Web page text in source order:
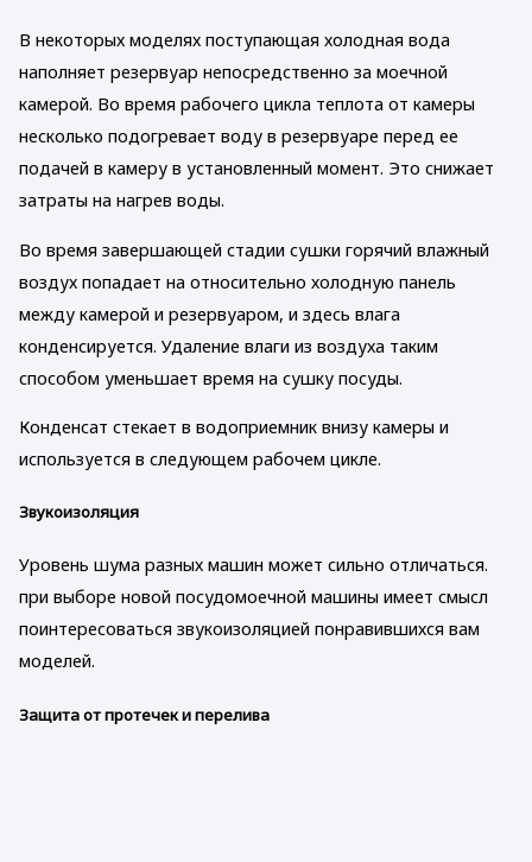
В некоторых моделях поступающая холодная вода
наполняет резервуар непосредственно за моечной
камерой. Во время рабочего цикла теплота от камеры
несколько подогревает воду в резервуаре перед ее
подачей в камеру в установленный момент. Это снижает
затраты на нагрев воды.
Во время завершающей стадии сушки горячий влажный
воздух попадает на относительно холодную панель
между камерой и резервуаром, и здесь влага
конденсируется. Удаление влаги из воздуха таким
способом уменьшает время на сушку посуды.
Конденсат стекает в водоприемник внизу камеры и
используется в следующем рабочем цикле.
Звукоизоляция
Уровень шума разных машин может сильно отличаться.
при выборе новой посудомоечной машины имеет смысл
поинтересоваться звукоизоляцией понравившихся вам
моделей.
Защита от протечек и перелива